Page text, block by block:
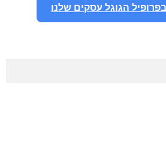
הגוגל עסקים שלנו